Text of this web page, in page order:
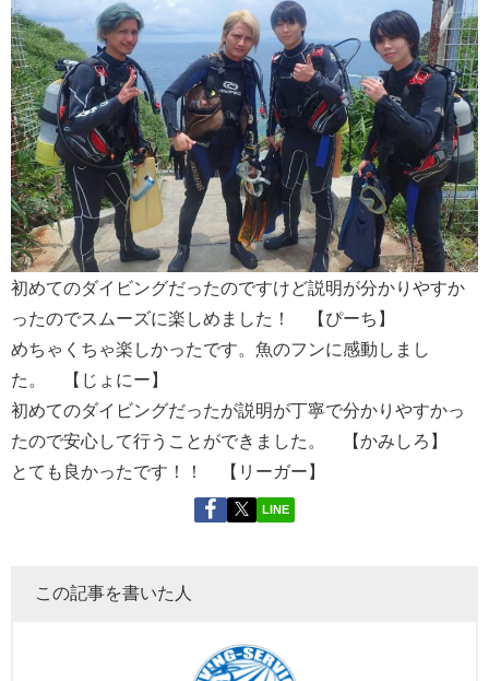
初めてのダイビングだったのですけど説明が分かりやすか
ったのでスムーズに楽しめました！ 【ぴーち】
めちゃくちゃ楽しかったです。魚のフンに感動しまし
た。 【じょにー】
初めてのダイビングだったが説明が丁寧で分かりやすかっ
たので安心して行うことができました。 【かみしろ】
とても良かったです！！ 【リーガー】
LINE
この記事を書いた人